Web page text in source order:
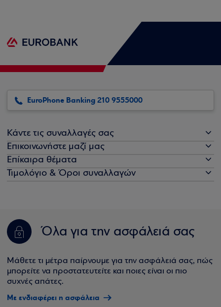
EuroPhone Banking 210 9555000
Κάντε τις συναλλαγές σας
Επικοινωνήστε μαζί μας
Επίκαιρα θέματα
Τιμολόγιο & Όροι συναλλαγών
Όλα για την ασφάλειά σας
Μάθετε τι μέτρα παίρνουμε για την ασφάλειά σας, πώς
μπορείτε να προστατευτείτε και ποιες είναι οι πιο
συχνές απάτες.
Με ενδιαφέρει η ασφάλεια